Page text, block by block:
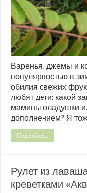
Варенья, джемы и
популярностью в
обилия свежих
любят дети: какой
мамины оладушки
дополнением? Я
Подробнее...
Рулет из
креветками